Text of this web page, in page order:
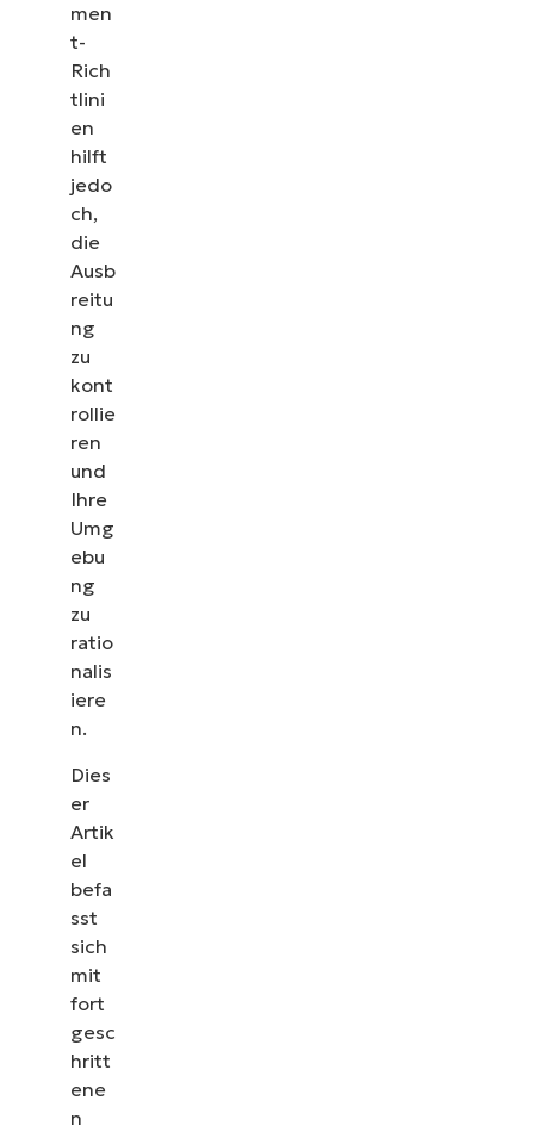
men
t-
Rich
tlini
en
hilft
jedo
ch,
die
Ausb
reitu
ng
zu
kont
rollie
ren
und
Ihre
Umg
ebu
ng
zu
ratio
nalis
iere
n.
Dies
er
Artik
el
befa
sst
sich
mit
fort
gesc
hritt
ene
n